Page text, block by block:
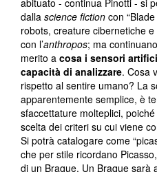
abituato - continua Pinotti - si
dalla science fiction con
robots, creature cibernetiche
con l’anthropos; ma
merito a cosa i sensori
capacità di analizzare. Cosa
rispetto al sentire umano? La
apparentemente semplice, è
sfaccettature molteplici,
scelta dei criteri su cui viene
Si potrà catalogare come
che per stile ricordano
di un Braque. Un Braque sarà